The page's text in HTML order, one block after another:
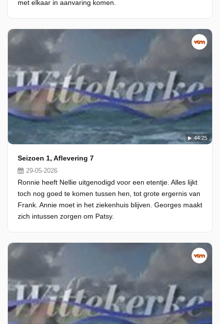
met elkaar in aanvaring komen.
44:25
Seizoen 1, Aflevering 7
29-05-2026
Ronnie heeft Nellie uitgenodigd voor een etentje. Alles lijkt
toch nog goed te komen tussen hen, tot grote ergernis van
Frank. Annie moet in het ziekenhuis blijven. Georges maakt
zich intussen zorgen om Patsy.